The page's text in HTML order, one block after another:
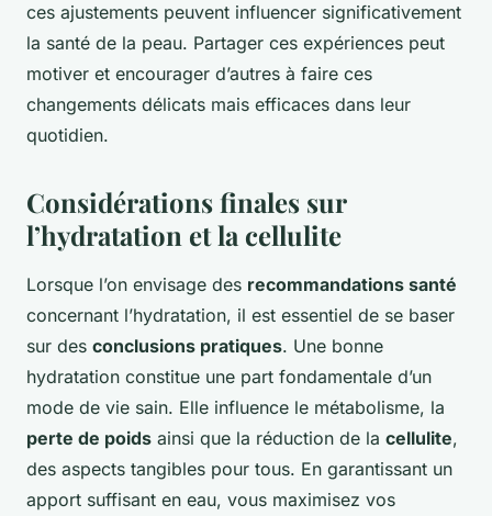
ces ajustements peuvent influencer significativement
la santé de la peau. Partager ces expériences peut
motiver et encourager d’autres à faire ces
changements délicats mais efficaces dans leur
quotidien.
Considérations finales sur
l’hydratation et la cellulite
Lorsque l’on envisage des recommandations santé
concernant l’hydratation, il est essentiel de se baser
sur des conclusions pratiques. Une bonne
hydratation constitue une part fondamentale d’un
mode de vie sain. Elle influence le métabolisme, la
perte de poids ainsi que la réduction de la cellulite,
des aspects tangibles pour tous. En garantissant un
apport suffisant en eau, vous maximisez vos